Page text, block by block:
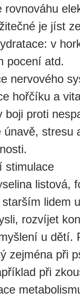
rovnováhu
je jíst
v
pocení atd.
nervového
hořčíku a
boji proti
únavě, stresu
stimulace
listová,
lidem
rozvíjet
u dětí.
zejména při
při